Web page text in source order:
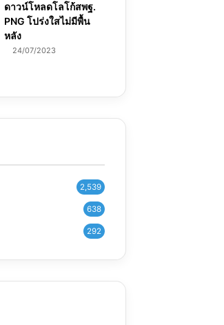
ดาวน์โหลดโลโก้สพฐ.
PNG โปร่งใสไม่มีพื้น
หลัง
24/07/2023
2,539
638
292